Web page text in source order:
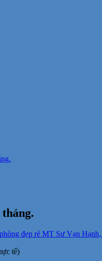
đẹp rẻ MT Sư Vạn
tế)